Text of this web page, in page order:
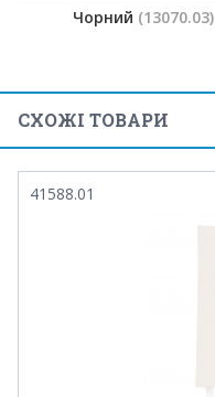
Чорний (13070.03)
СХОЖІ ТОВАРИ
41588.01